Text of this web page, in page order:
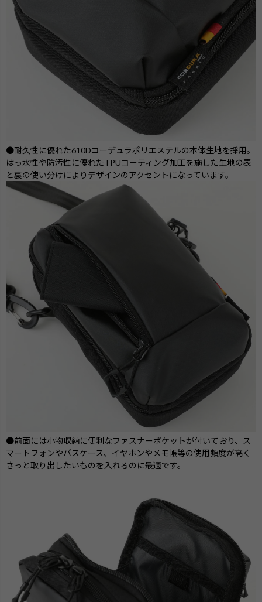
●耐久性に優れた610Dコーデュラポリエステルの本体生地を採用。
はっ水性や防汚性に優れたTPUコーティング加工を施した生地の表
と裏の使い分けによりデザインのアクセントになっています。
●前面には小物収納に便利なファスナーポケットが付いており、ス
マートフォンやパスケース、イヤホンやメモ帳等の使用頻度が高く
さっと取り出したいものを入れるのに最適です。